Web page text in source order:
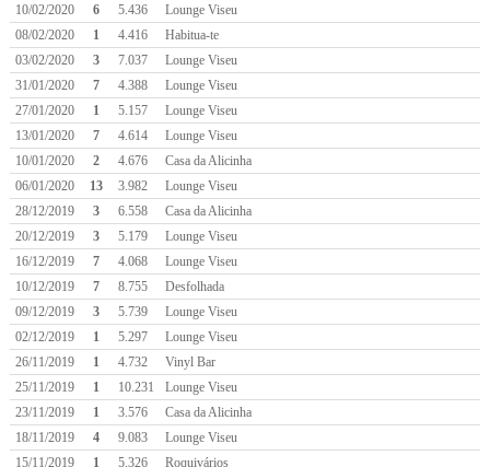
10/02/2020
6 5.436
Lounge Viseu
08/02/2020
1 4.416
Habitua-te
03/02/2020
3 7.037
Lounge Viseu
31/01/2020
7 4.388
Lounge Viseu
27/01/2020
1 5.157
Lounge Viseu
13/01/2020
7 4.614
Lounge Viseu
10/01/2020
2 4.676
Casa da Alicinha
06/01/2020
13 3.982
Lounge Viseu
28/12/2019
3 6.558
Casa da Alicinha
20/12/2019
3 5.179
Lounge Viseu
16/12/2019
7 4.068
Lounge Viseu
10/12/2019
7 8.755
Desfolhada
09/12/2019
3 5.739
Lounge Viseu
02/12/2019
1 5.297
Lounge Viseu
26/11/2019
1 4.732
Vinyl Bar
25/11/2019
1 10.231
Lounge Viseu
23/11/2019
1 3.576
Casa da Alicinha
18/11/2019
4 9.083
Lounge Viseu
15/11/2019
1 5.326 Roquivários